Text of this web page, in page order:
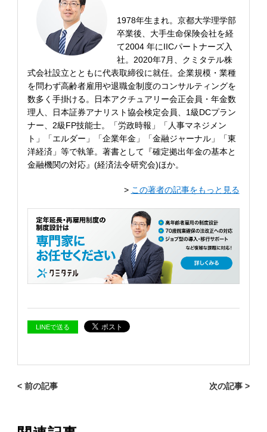
1978年生まれ。京都大学理学部
卒業後、大手生命保険会社を経
て2004 年にIICパートナーズ入
社。2020年7月、クミタテル株
式会社設立とともに代表取締役に就任。企業規模・業種
を問わず高齢者雇用や退職金制度のコンサルティングを
数多く手掛ける。日本アクチュアリー会正会員・年金数
理人、日本証券アナリスト協会検定会員、1級DCプラン
ナー、2級FP技能士。「労政時報」「人事マネジメン
ト」「エルダー」「企業年金」「金融ジャーナル」「東
洋経済」等で執筆。著書として『確定拠出年金の基本と
金融機関の対応』(経済法令研究会)ほか。
> この著者の記事をもっと見る
LINEで送る
< 前の記事 次の記事 >